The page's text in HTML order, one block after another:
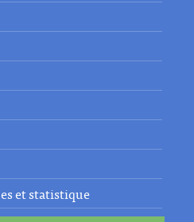
et statistique